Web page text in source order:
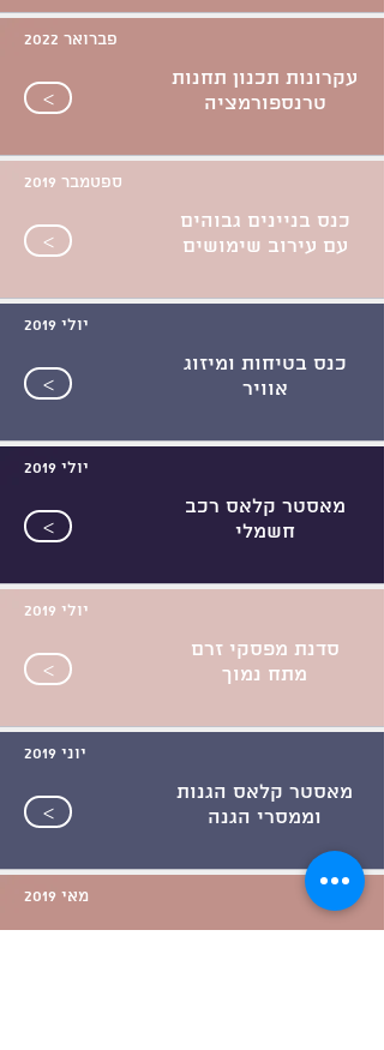
פברואר 2022
>
עקרונות תכנון תחנות
טרנספורמציה
ספטמבר 2019
>
כנס בניינים גבוהים
עם עירוב שימושים
יולי 2019
>
כנס בטיחות ומיזוג
אוויר
יולי 2019
>
מאסטר קלאס רכב
חשמלי
יולי 2019
>
סדנת מפסקי זרם
מתח נמוך
יוני 2019
>
מאסטר קלאס הגנות
וממסרי הגנה
מאי 2019
קורס הכשרת מהנדסי